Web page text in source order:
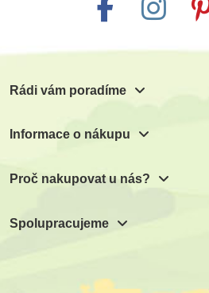
Rádi vám poradíme
Informace o nákupu
Proč nakupovat u nás?
Spolupracujeme